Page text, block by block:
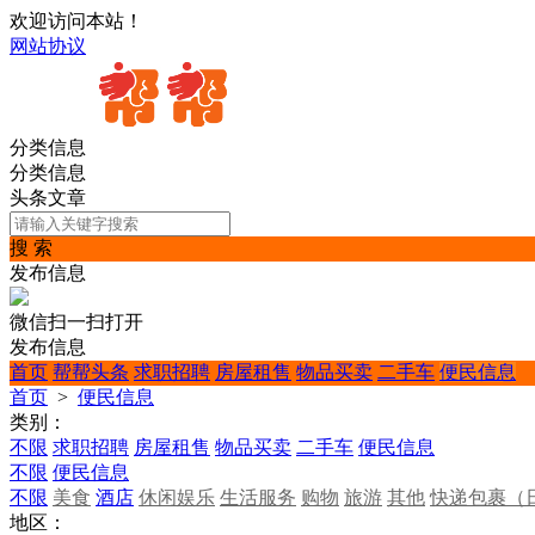
欢迎访问本站！
网站协议
分类信息
分类信息
头条文章
搜 索
发布信息
微信扫一扫打开
发布信息
首页 帮帮头条 求职招聘 房屋租售 物品买卖 二手车 便民信息
首页 > 便民信息
类别：
不限 求职招聘 房屋租售 物品买卖 二手车 便民信息
不限 便民信息
不限 美食 酒店 休闲娱乐 生活服务 购物 旅游 其他 快递包裹（
地区：